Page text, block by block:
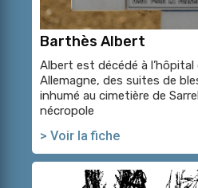
Barthès Albert
Albert est décédé à
Allemagne, des suites de
inhumé au cimetière de
nécropole
> Voir la fiche